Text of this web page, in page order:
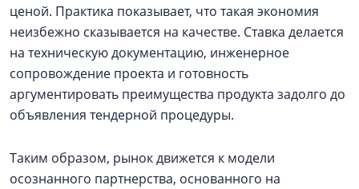
ценой. Практика показывает, что такая экономия
неизбежно сказывается на качестве. Ставка делается
на техническую документацию, инженерное
сопровождение проекта и готовность
аргументировать преимущества продукта задолго до
объявления тендерной процедуры.
Таким образом, рынок движется к модели
осознанного партнерства, основанного на